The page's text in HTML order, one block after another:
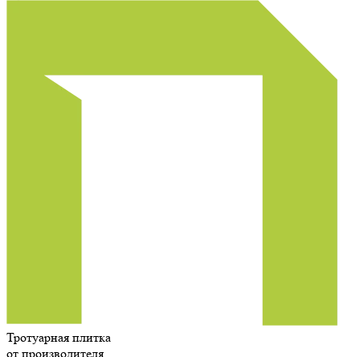
Тротуарная плитка
от производителя